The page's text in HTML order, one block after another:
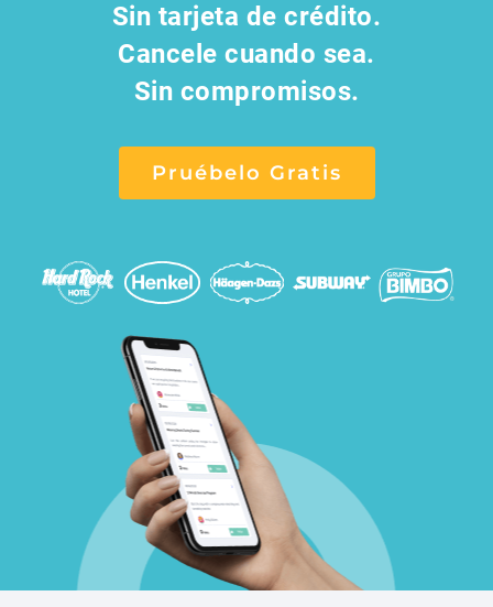
Sin tarjeta de crédito.
Cancele cuando sea.
Sin compromisos.
Pruébelo Gratis